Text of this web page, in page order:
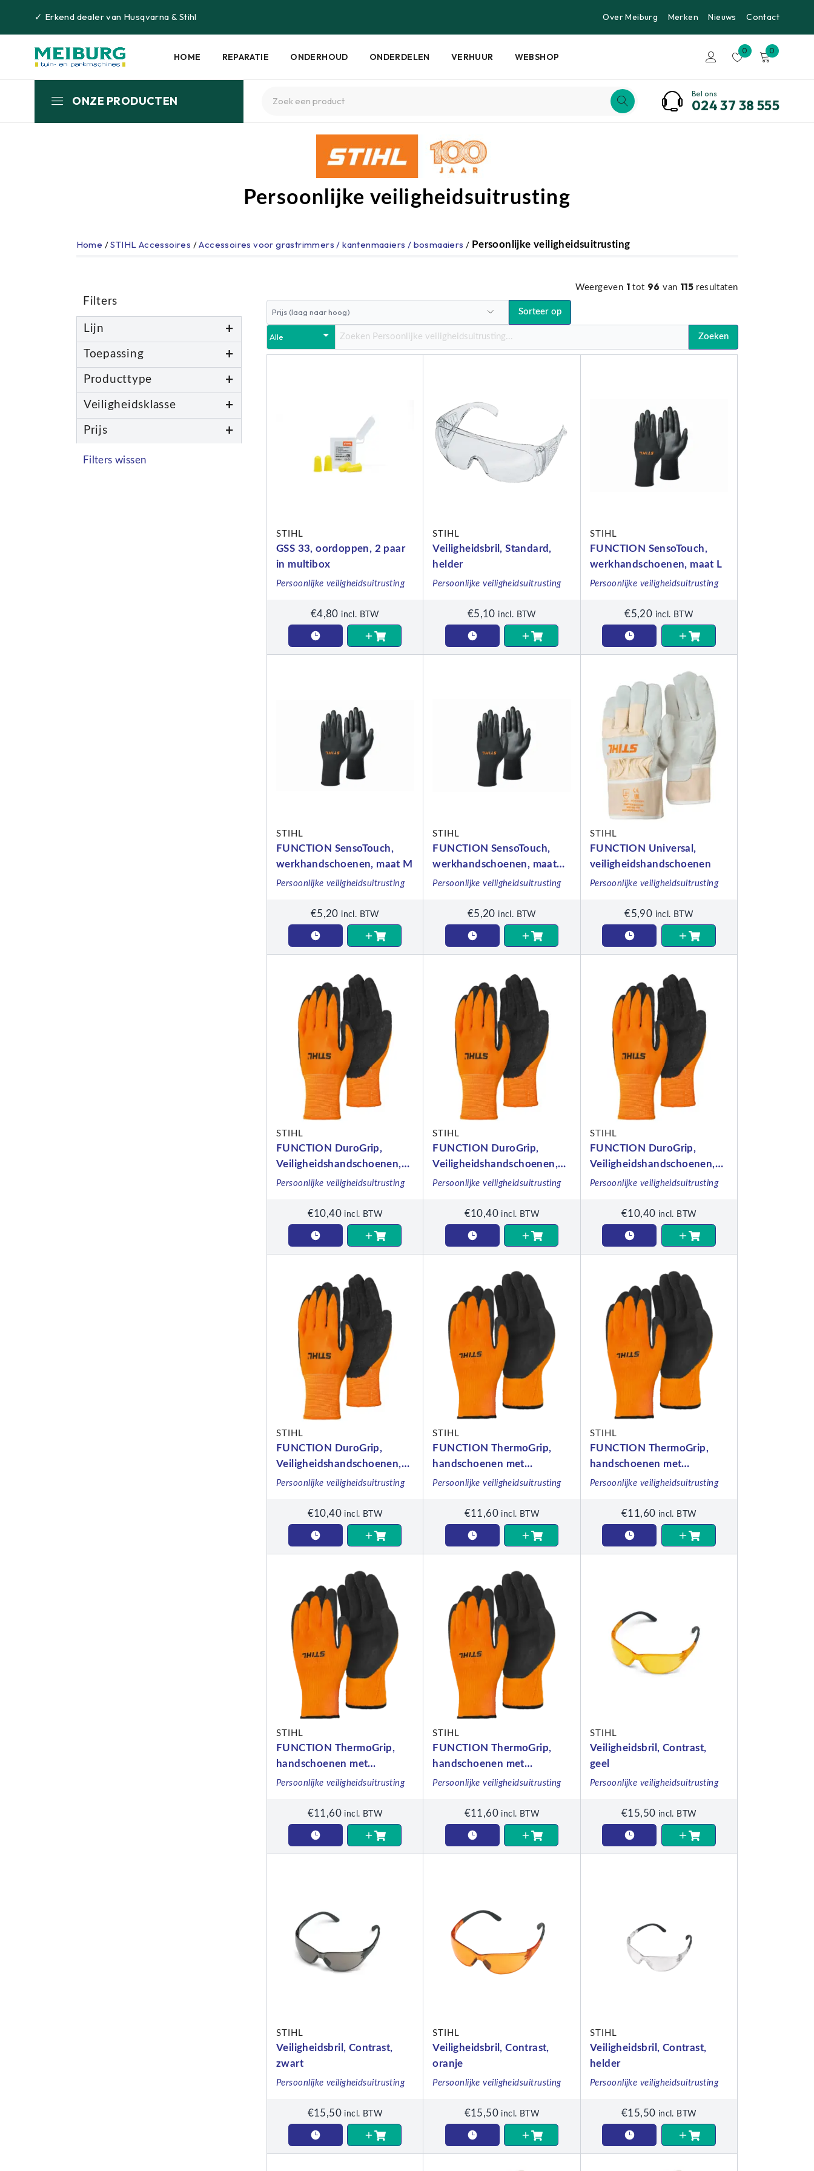
✓ Erkend dealer van Husqvarna &Stihl Over Meiburg Merken Nieuws Contact
HOME REPARATIE ONDERHOUD ONDERDELEN VERHUUR WEBSHOP
0 0
ONZE PRODUCTEN
Bel ons
024 37 38 555
Persoonlijke veiligheidsuitrusting
Home /STIHL Accessoires /Accessoires voor grastrimmers / kantenmaaiers / bosmaaiers / Persoonlijke veiligheidsuitrusting
Filters
Lijn +
Toepassing +
Producttype +
Veiligheidsklasse +
Prijs +
Filters wissen
Weergeven 1 tot 96 van 115 resultaten
Sorteer op
Zoeken
STIHL
GSS 33, oordoppen, 2 paar
in multibox
Persoonlijke veiligheidsuitrusting
€4,80 incl. BTW
STIHL
Veiligheidsbril, Standard,
helder
Persoonlijke veiligheidsuitrusting
€5,10 incl. BTW
STIHL
FUNCTION SensoTouch,
werkhandschoenen, maat L
Persoonlijke veiligheidsuitrusting
€5,20 incl. BTW
STIHL
FUNCTION SensoTouch,
werkhandschoenen, maat M
Persoonlijke veiligheidsuitrusting
€5,20 incl. BTW
STIHL
FUNCTION SensoTouch,
werkhandschoenen, maat
XL
Persoonlijke veiligheidsuitrusting
€5,20 incl. BTW
STIHL
FUNCTION Universal,
veiligheidshandschoenen
Persoonlijke veiligheidsuitrusting
€5,90 incl. BTW
STIHL
FUNCTION DuroGrip,
Veiligheidshandschoenen,
maat L
Persoonlijke veiligheidsuitrusting
€10,40 incl. BTW
STIHL
FUNCTION DuroGrip,
Veiligheidshandschoenen,
maat M
Persoonlijke veiligheidsuitrusting
€10,40 incl. BTW
STIHL
FUNCTION DuroGrip,
Veiligheidshandschoenen,
maat S
Persoonlijke veiligheidsuitrusting
€10,40 incl. BTW
STIHL
FUNCTION DuroGrip,
Veiligheidshandschoenen,
maat XL
Persoonlijke veiligheidsuitrusting
€10,40 incl. BTW
STIHL
FUNCTION ThermoGrip,
handschoenen met
bescherming tegen koude,
Persoonlijke veiligheidsuitrusting
€11,60 incl. BTW
STIHL
FUNCTION ThermoGrip,
handschoenen met
bescherming tegen koude,
Persoonlijke veiligheidsuitrusting
€11,60 incl. BTW
STIHL
FUNCTION ThermoGrip,
handschoenen met
bescherming tegen koude,
Persoonlijke veiligheidsuitrusting
€11,60 incl. BTW
STIHL
FUNCTION ThermoGrip,
handschoenen met
bescherming tegen koude,
Persoonlijke veiligheidsuitrusting
€11,60 incl. BTW
STIHL
Veiligheidsbril, Contrast,
geel
Persoonlijke veiligheidsuitrusting
€15,50 incl. BTW
STIHL
Veiligheidsbril, Contrast,
zwart
Persoonlijke veiligheidsuitrusting
€15,50 incl. BTW
STIHL
Veiligheidsbril, Contrast,
oranje
Persoonlijke veiligheidsuitrusting
€15,50 incl. BTW
STIHL
Veiligheidsbril, Contrast,
helder
Persoonlijke veiligheidsuitrusting
€15,50 incl. BTW